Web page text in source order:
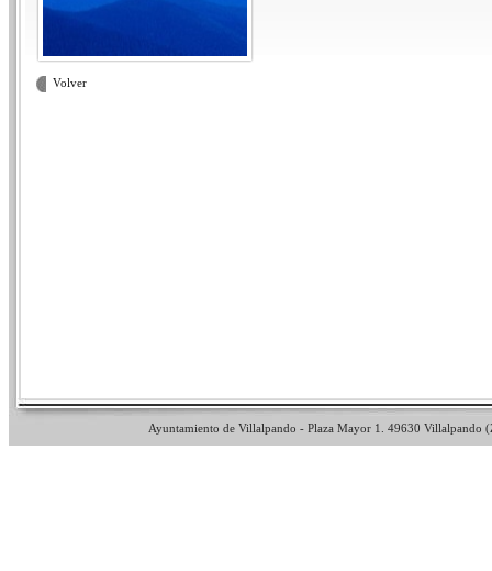
Volver
Ayuntamiento de Villalpando - Plaza Mayor 1. 49630